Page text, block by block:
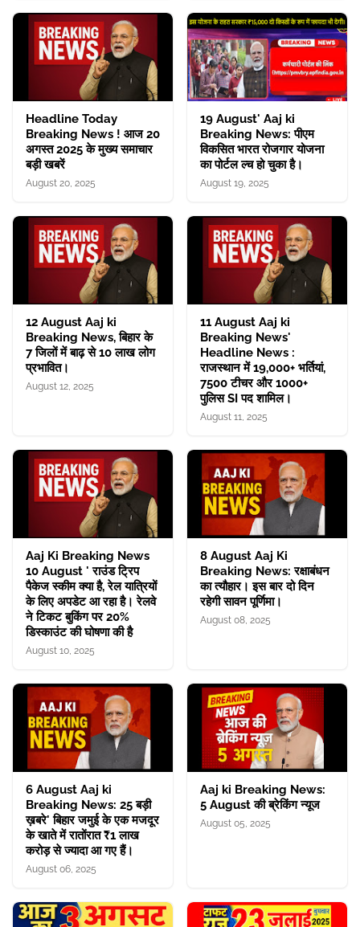
Headline Today
Breaking News ! आज 20
अगस्त 2025 के मुख्य समाचार
बड़ी खबरें
August 20, 2025
19 August' Aaj ki
Breaking News: पीएम
विकसित भारत रोजगार योजना
का पोर्टल ल्च हो चुका है।
August 19, 2025
12 August Aaj ki
Breaking News, बिहार के
7 जिलों में बाढ़ से 10 लाख लोग
प्रभावित।
August 12, 2025
11 August Aaj ki
Breaking News'
Headline News :
राजस्थान में 19,000+ भर्तियां,
7500 टीचर और 1000+
पुलिस SI पद शामिल।
August 11, 2025
Aaj Ki Breaking News
10 August ' राउंड ट्रिप
पैकेज स्कीम क्या है, रेल यात्रियों
के लिए अपडेट आ रहा है। रेलवे
ने टिकट बुकिंग पर 20%
डिस्काउंट की घोषणा की है
August 10, 2025
8 August Aaj Ki
Breaking News: रक्षाबंधन
का त्यौहार। इस बार दो दिन
रहेगी सावन पूर्णिमा।
August 08, 2025
6 August Aaj ki
Breaking News: 25 बड़ी
ख़बरे' बिहार जमुई के एक मजदूर
के खाते में रातोंरात ₹1 लाख
करोड़ से ज्यादा आ गए हैं।
August 06, 2025
Aaj ki Breaking News:
5 August की ब्रेकिंग न्यूज
August 05, 2025